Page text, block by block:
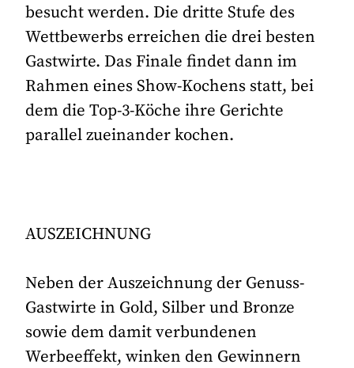
besucht werden. Die dritte Stufe des
Wettbewerbs erreichen die drei besten
Gastwirte. Das Finale findet dann im
Rahmen eines Show-Kochens statt, bei
dem die Top-3-Köche ihre Gerichte
parallel zueinander kochen.
AUSZEICHNUNG
Neben der Auszeichnung der Genuss-
Gastwirte in Gold, Silber und Bronze
sowie dem damit verbundenen
Werbeeffekt, winken den Gewinnern